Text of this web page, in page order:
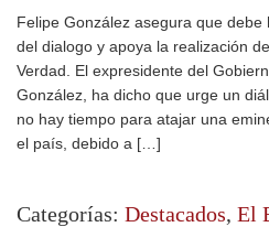
Felipe González asegura que
del dialogo y apoya la realización
Verdad. El expresidente del
González, ha dicho que urge un
no hay tiempo para atajar una
el país, debido a […]
Categorías: Destacados, El